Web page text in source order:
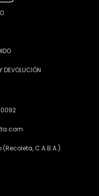
DEVOLUCIÓN
C.A.B.A.)